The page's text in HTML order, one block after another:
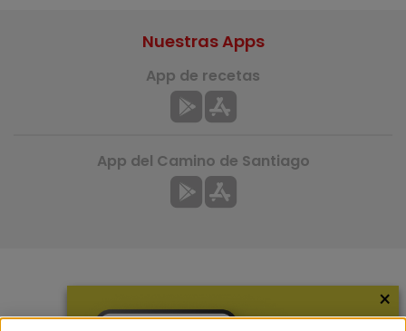
Nuestras Apps
App de recetas
App del Camino de Santiago
×